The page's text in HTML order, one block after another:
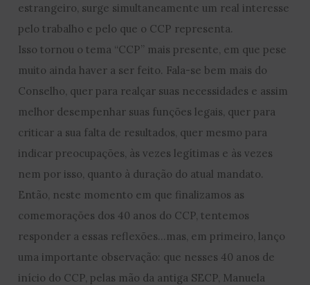
estrangeiro, surge simultaneamente um real interesse
pelo trabalho e pelo que o CCP representa.
Isso tornou o tema “CCP” mais presente, em que pese
muito ainda haver a ser feito. Fala-se bem mais do
Conselho, quer para realçar suas necessidades e assim
melhor desempenhar suas funções legais, quer para
criticar a sua falta de resultados, quer mesmo para
indicar preocupações, às vezes legítimas e às vezes
nem por isso, quanto à duração do atual mandato.
Então, neste momento em que finalizamos as
comemorações dos 40 anos do CCP, tentemos
responder a essas reflexões…mas, em primeiro, lanço
uma importante observação: que nesses 40 anos de
início do CCP, pelas mão da antiga SECP, Manuela